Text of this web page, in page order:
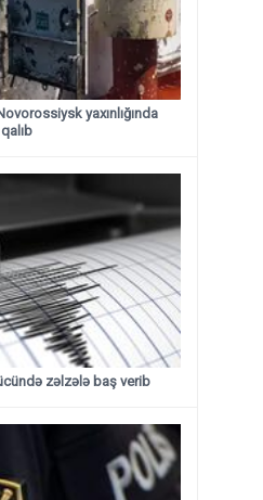
yaxınlığında
zəlzələ baş verib